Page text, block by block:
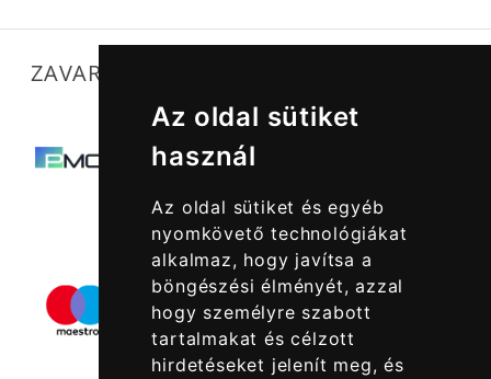
Az oldal sütiket
használ
Az oldal sütiket és egyéb
nyomkövető technológiákat
alkalmaz, hogy javítsa a
böngészési élményét, azzal
hogy személyre szabott
tartalmakat és célzott
hirdetéseket jelenít meg, és
ZAVARTALAN MŰKÖDÉSÜNKET SEGÍTIK